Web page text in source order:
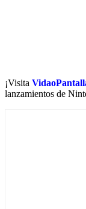
¡Visita
lanzamientos de